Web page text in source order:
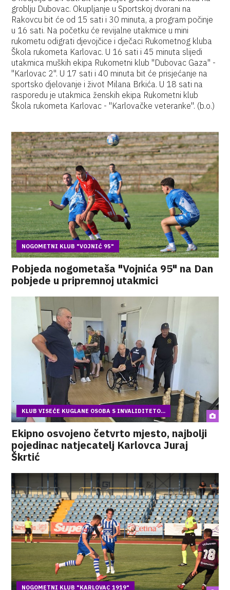
groblju Dubovac. Okupljanje u Sportskoj dvorani na
Rakovcu bit će od 15 sati i 30 minuta, a program počinje
u 16 sati. Na početku će revijalne utakmice u mini
rukometu odigrati djevojčice i dječaci Rukometnog kluba
Škola rukometa Karlovac. U 16 sati i 45 minuta slijedi
utakmica muških ekipa Rukometni klub "Dubovac Gaza" -
"Karlovac 2". U 17 sati i 40 minuta bit će prisjećanje na
sportsko djelovanje i život Milana Brkića. U 18 sati na
rasporedu je utakmica ženskih ekipa Rukometni klub
Škola rukometa Karlovac - "Karlovačke veteranke". (b.o.)
NOGOMETNI KLUB "VOJNIĆ 95"
Pobjeda nogometaša "Vojnića 95" na Dan
pobjede u pripremnoj utakmici
KLUB VISEĆE KUGLANE OSOBA S INVALIDITETO...
Ekipno osvojeno četvrto mjesto, najbolji
pojedinac natjecatelj Karlovca Juraj
Škrtić
NOGOMETNI KLUB "KARLOVAC 1919"